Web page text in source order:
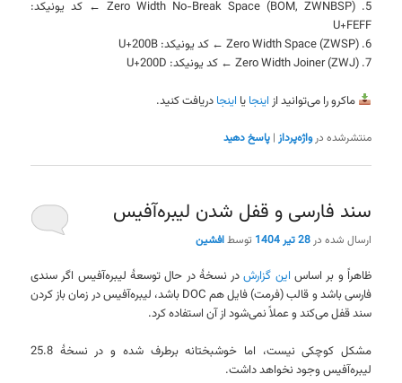
5. Zero Width No-Break Space (BOM, ZWNBSP) ← کد یونیکد:
U+FEFF
6. Zero Width Space (ZWSP) ← کد یونیکد: U+200B
7. Zero Width Joiner (ZWJ) ← کد یونیکد: U+200D
ماکرو را می‌توانید از اینجا یا اینجا دریافت کنید.
منتشرشده در واژه‌پرداز |پاسخ دهید
سند فارسی و قفل شدن لیبره‌آفیس
ارسال شده در28 تیر 1404 توسطافشین
ظاهراً و بر اساس این گزارشدر نسخهٔ در حال توسعهٔ لیبره‌آفیس اگر سندی
فارسی باشد و قالب (فرمت) فایل هم DOC باشد، لیبره‌آفیس در زمان باز کردن
سند قفل می‌کند و عملاً نمی‌شود از آن استفاده کرد.
مشکل کوچکی نیست، اما خوشبختانه برطرف شده و در نسخهٔ 25.8
لیبره‌آفیس وجود نخواهد داشت.